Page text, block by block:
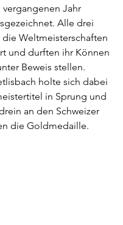
Jahr
Alle drei
die Weltmeisterschaften
und durften ihr Können
Beweis stellen.
holte sich dabei
in Sprung und
an den Schweizer
die Goldmedaille.